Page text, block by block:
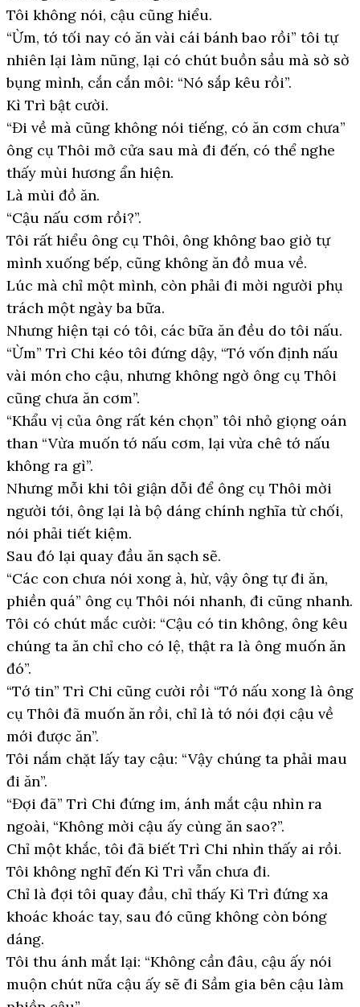
Tôi không nói, cậu cũng hiểu.
“Ừm, tớ tối nay có ăn vài cái bánh bao rồi” tôi tự
nhiên lại làm nũng, lại có chút buồn sầu mà sờ sờ
bụng mình, cắn cắn môi: “Nó sắp kêu rồi”.
Kì Trì bật cười.
“Đi về mà cũng không nói tiếng, có ăn cơm chưa”
ông cụ Thôi mở cửa sau mà đi đến, có thể nghe
thấy mùi hương ẩn hiện.
Là mùi đồ ăn.
“Cậu nấu cơm rồi?”.
Tôi rất hiểu ông cụ Thôi, ông không bao giờ tự
mình xuống bếp, cũng không ăn đồ mua về.
Lúc mà chỉ một mình, còn phải đi mời người phụ
trách một ngày ba bữa.
Nhưng hiện tại có tôi, các bữa ăn đều do tôi nấu.
“Ừm” Trì Chi kéo tôi đứng dậy, “Tớ vốn định nấu
vài món cho cậu, nhưng không ngờ ông cụ Thôi
cũng chưa ăn cơm”.
“Khẩu vị của ông rất kén chọn” tôi nhỏ giọng oán
than “Vừa muốn tớ nấu cơm, lại vừa chê tớ nấu
không ra gì”.
Nhưng mỗi khi tôi giận dỗi để ông cụ Thôi mời
người tới, ông lại là bộ dáng chính nghĩa từ chối,
nói phải tiết kiệm.
Sau đó lại quay đầu ăn sạch sẽ.
“Các con chưa nói xong à, hừ, vậy ông tự đi ăn,
phiền quá” ông cụ Thôi nói nhanh, đi cũng nhanh.
Tôi có chút mắc cười: “Cậu có tin không, ông kêu
chúng ta ăn chỉ cho có lệ, thật ra là ông muốn ăn
đó”.
“Tớ tin” Trì Chi cũng cười rồi “Tớ nấu xong là ông
cụ Thôi đã muốn ăn rồi, chỉ là tớ nói đợi cậu về
mới được ăn”.
Tôi nắm chặt lấy tay cậu: “Vậy chúng ta phải mau
đi ăn”.
“Đợi đã” Trì Chi đứng im, ánh mắt cậu nhìn ra
ngoài, “Không mời cậu ấy cùng ăn sao?”.
Chỉ một khắc, tôi đã biết Trì Chi nhìn thấy ai rồi.
Tôi không nghĩ đến Kì Trì vẫn chưa đi.
Chỉ là đợi tôi quay đầu, chỉ thấy Kì Trì đứng xa
khoác khoác tay, sau đó cũng không còn bóng
dáng.
Tôi thu ánh mắt lại: “Không cần đâu, cậu ấy nói
muộn chút nữa cậu ấy sẽ đi Sầm gia bên cậu làm